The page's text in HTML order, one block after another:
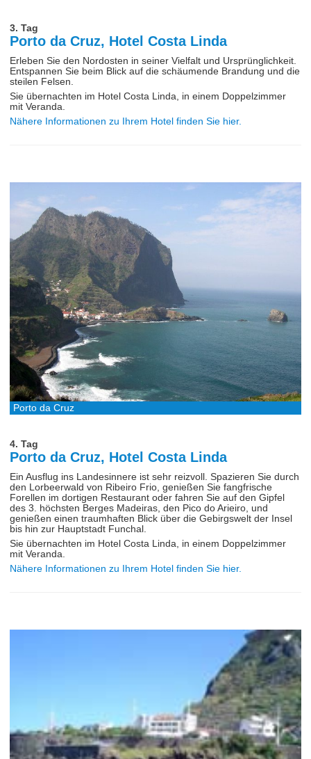
3. Tag
Porto da Cruz, Hotel Costa Linda
Erleben Sie den Nordosten in seiner Vielfalt und Ursprünglichkeit.
Entspannen Sie beim Blick auf die schäumende Brandung und die
steilen Felsen.
Sie übernachten im Hotel Costa Linda, in einem Doppelzimmer
mit Veranda.
Nähere Informationen zu Ihrem Hotel finden Sie hier.
Porto da Cruz
4. Tag
Porto da Cruz, Hotel Costa Linda
Ein Ausflug ins Landesinnere ist sehr reizvoll. Spazieren Sie durch
den Lorbeerwald von Ribeiro Frio, genießen Sie fangfrische
Forellen im dortigen Restaurant oder fahren Sie auf den Gipfel
des 3. höchsten Berges Madeiras, den Pico do Arieiro, und
genießen einen traumhaften Blick über die Gebirgswelt der Insel
bis hin zur Hauptstadt Funchal.
Sie übernachten im Hotel Costa Linda, in einem Doppelzimmer
mit Veranda.
Nähere Informationen zu Ihrem Hotel finden Sie hier.